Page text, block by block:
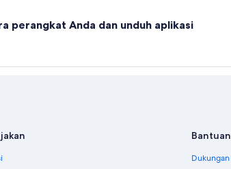
perangkat Anda dan unduh aplikasi
Bantuan
Dukungan